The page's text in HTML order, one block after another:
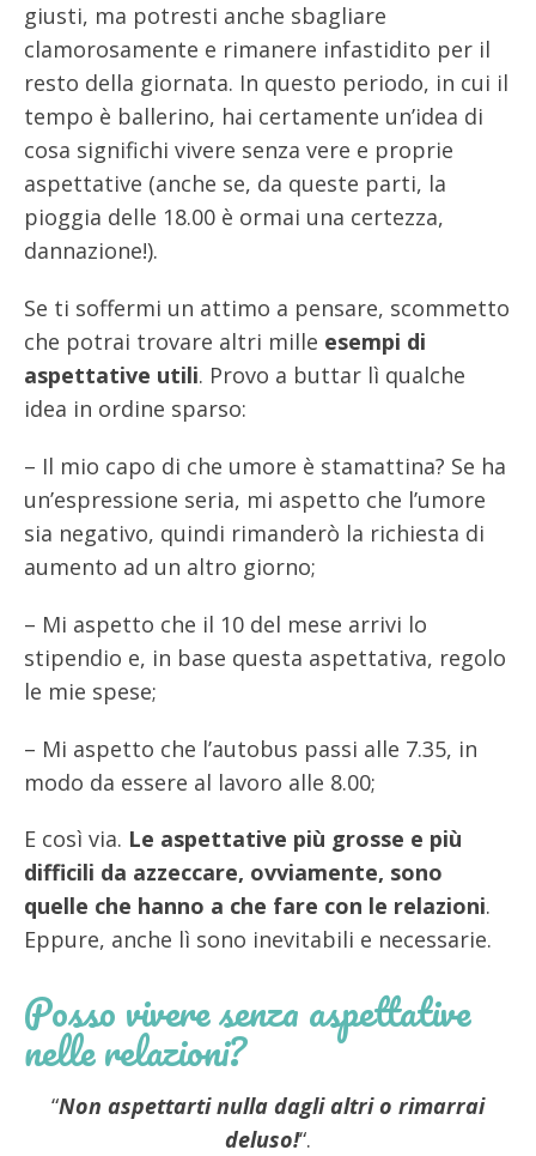
giusti, ma potresti anche sbagliare
clamorosamente e rimanere infastidito per il
resto della giornata. In questo periodo, in cui il
tempo è ballerino, hai certamente un’idea di
cosa significhi vivere senza vere e proprie
aspettative (anche se, da queste parti, la
pioggia delle 18.00 è ormai una certezza,
dannazione!).
Se ti soffermi un attimo a pensare, scommetto
che potrai trovare altri mille esempi di
aspettative utili. Provo a buttar lì qualche
idea in ordine sparso:
– Il mio capo di che umore è stamattina? Se ha
un’espressione seria, mi aspetto che l’umore
sia negativo, quindi rimanderò la richiesta di
aumento ad un altro giorno;
– Mi aspetto che il 10 del mese arrivi lo
stipendio e, in base questa aspettativa, regolo
le mie spese;
– Mi aspetto che l’autobus passi alle 7.35, in
modo da essere al lavoro alle 8.00;
E così via. Le aspettative più grosse e più
difficili da azzeccare, ovviamente, sono
quelle che hanno a che fare con le relazioni.
Eppure, anche lì sono inevitabili e necessarie.
Posso vivere senza aspettative
nelle relazioni?
“Non aspettarti nulla dagli altri o rimarrai
deluso!“.